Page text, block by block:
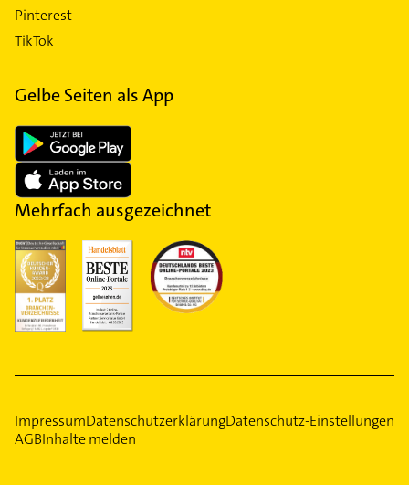
Pinterest
TikTok
Gelbe Seiten als App
Mehrfach ausgezeichnet
ImpressumDatenschutzerklärungDatenschutz-Einstellungen
AGBInhalte melden